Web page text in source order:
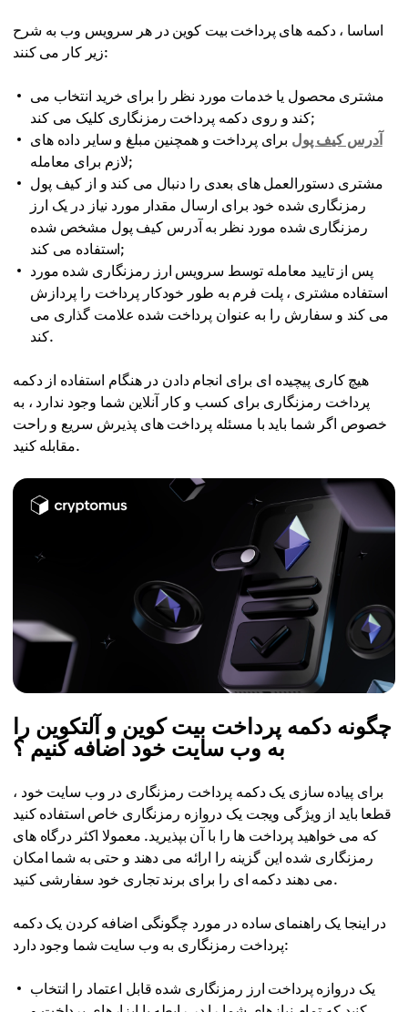
اساسا ، دکمه های پرداخت بیت کوین در هر سرویس وب به شرح
زیر کار می کنند:
مشتری محصول یا خدمات مورد نظر را برای خرید انتخاب می
کند و روی دکمه پرداخت رمزنگاری کلیک می کند;
آدرس کیف پول برای پرداخت و همچنین مبلغ و سایر داده های
لازم برای معامله;
مشتری دستورالعمل های بعدی را دنبال می کند و از کیف پول
رمزنگاری شده خود برای ارسال مقدار مورد نیاز در یک ارز
رمزنگاری شده مورد نظر به آدرس کیف پول مشخص شده
استفاده می کند;
پس از تایید معامله توسط سرویس ارز رمزنگاری شده مورد
استفاده مشتری ، پلت فرم به طور خودکار پرداخت را پردازش
می کند و سفارش را به عنوان پرداخت شده علامت گذاری می
کند.
هیچ کاری پیچیده ای برای انجام دادن در هنگام استفاده از دکمه
پرداخت رمزنگاری برای کسب و کار آنلاین شما وجود ندارد ، به
خصوص اگر شما باید با مسئله پرداخت های پذیرش سریع و راحت
مقابله کنید.
چگونه دکمه پرداخت بیت کوین و آلتکوین را
به وب سایت خود اضافه کنیم ؟
برای پیاده سازی یک دکمه پرداخت رمزنگاری در وب سایت خود ،
قطعا باید از ویژگی ویجت یک دروازه رمزنگاری خاص استفاده کنید
که می خواهید پرداخت ها را با آن بپذیرید. معمولا اکثر درگاه های
رمزنگاری شده این گزینه را ارائه می دهند و حتی به شما امکان
می دهند دکمه ای را برای برند تجاری خود سفارشی کنید.
در اینجا یک راهنمای ساده در مورد چگونگی اضافه کردن یک دکمه
پرداخت رمزنگاری به وب سایت شما وجود دارد:
یک دروازه پرداخت ارز رمزنگاری شده قابل اعتماد را انتخاب